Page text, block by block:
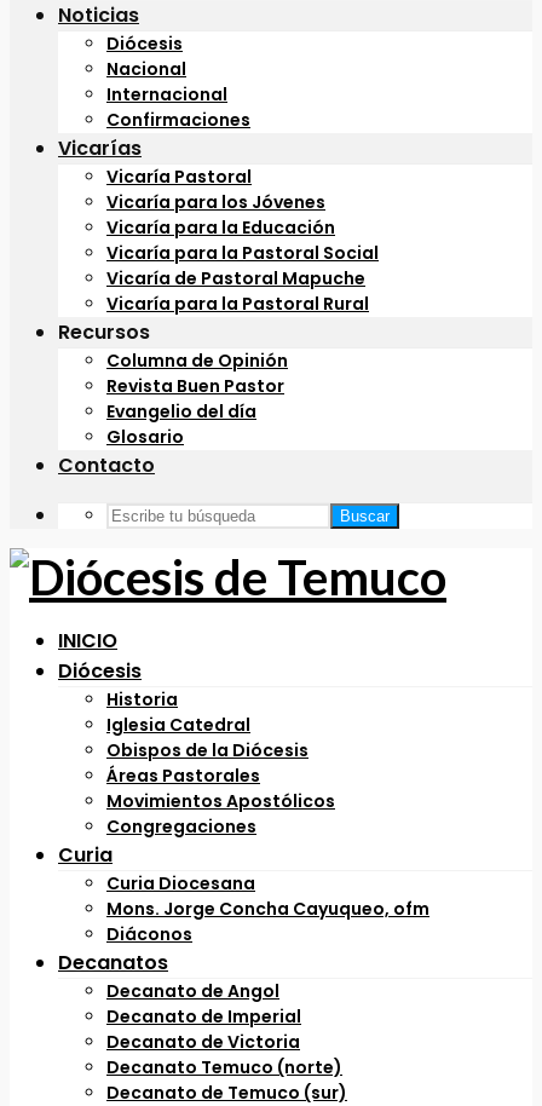
Noticias
Diócesis
Nacional
Internacional
Confirmaciones
Vicarías
Vicaría Pastoral
Vicaría para los Jóvenes
Vicaría para la Educación
Vicaría para la Pastoral Social
Vicaría de Pastoral Mapuche
Vicaría para la Pastoral Rural
Recursos
Columna de Opinión
Revista Buen Pastor
Evangelio del día
Glosario
Contacto
Buscar
INICIO
Diócesis
Historia
Iglesia Catedral
Obispos de la Diócesis
Áreas Pastorales
Movimientos Apostólicos
Congregaciones
Curia
Curia Diocesana
Mons. Jorge Concha Cayuqueo, ofm
Diáconos
Decanatos
Decanato de Angol
Decanato de Imperial
Decanato de Victoria
Decanato Temuco (norte)
Decanato de Temuco (sur)